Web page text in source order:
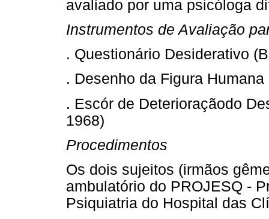
avaliado por uma psicóloga
Instrumentos de Avaliação
. Questionário Desiderativo
. Desenho da Figura
. Escór de Deterioraçãodo
1968)
Procedimentos
Os dois sujeitos (irmãos
ambulatório do PROJESQ -
Psiquiatria do Hospital das